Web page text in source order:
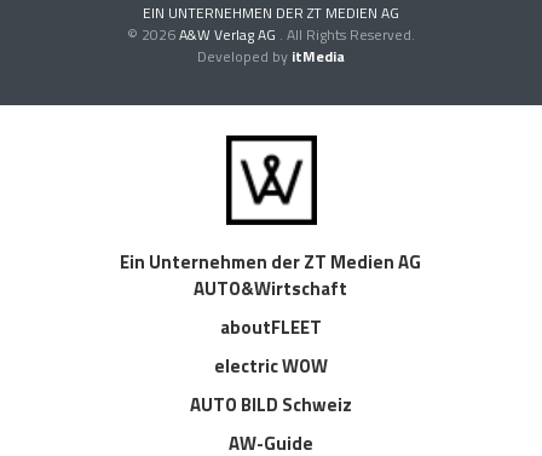
EIN UNTERNEHMEN DER ZT MEDIEN AG
© 2026A&W Verlag AG . All Rights Reserved.
Developed by itMedia
Ein Unternehmen der ZT Medien AG
AUTO&Wirtschaft
aboutFLEET
electric WOW
AUTO BILD Schweiz
AW-Guide